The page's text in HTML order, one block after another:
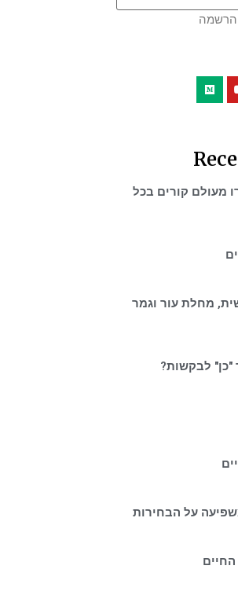
הרשמה
מעולם קורים בכל
מחלת עור וגמר
"כן" לבקשות?
על הבחירות